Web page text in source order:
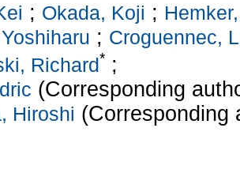
; Okada, Koji ;
; Croguennec,
Richard* ;
(Corresponding
Hiroshi (Corresponding